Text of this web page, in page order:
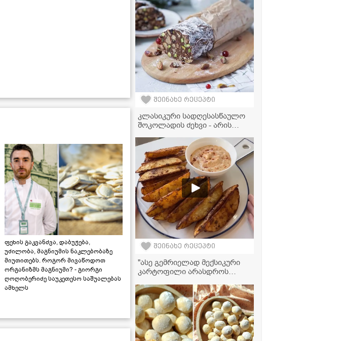
ფეხის გაკვანძვა, დაბუჟება,
უძილობა, მაგნიუმის ნაკლებობაზე
მიუთითებს. როგორ მივაწოდოთ
ორგანიზმს მაგნიუმი? - გიორგი
ღოღობერიძე საუკეთესო საშუალებას
ამხელს
შეინახე რეცეპტი
კლასიკური სადღესასწაულო
შოკოლადის ძეხვი - არის
უმარტივესად მზადდება!
შეინახე რეცეპტი
"ასე გემრიელად მექსიკური
კარტოფილი არასდროს
რეცეპტი!" - მკითხველის
ვიდეორეცეპტი